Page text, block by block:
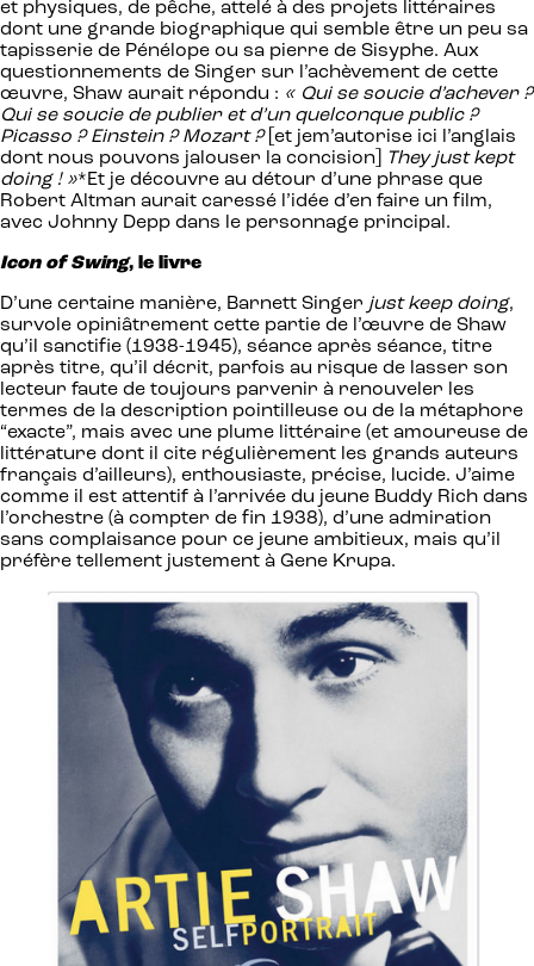
et physiques, de pêche, attelé à des projets littéraires
dont une grande biographique qui semble être un peu sa
tapisserie de Pénélope ou sa pierre de Sisyphe. Aux
questionnements de Singer sur l’achèvement de cette
œuvre, Shaw aurait répondu : « Qui se soucie d’achever ?
Qui se soucie de publier et d’un quelconque public ?
Picasso ? Einstein ? Mozart ? [et jem’autorise ici l’anglais
dont nous pouvons jalouser la concision]
They just kept
doing ! »*Et je découvre au détour d’une phrase que
Robert Altman aurait caressé l’idée d’en faire un film,
avec Johnny Depp dans le personnage principal.
Icon of Swing, le livre
D’une certaine manière, Barnett Singer just keep doing,
survole opiniâtrement cette partie de l’œuvre de Shaw
qu’il sanctifie (1938-1945), séance après séance, titre
après titre, qu’il décrit, parfois au risque de lasser son
lecteur faute de toujours parvenir à renouveler les
termes de la description pointilleuse ou de la métaphore
“exacte”, mais avec une plume littéraire (et amoureuse de
littérature dont il cite régulièrement les grands auteurs
français d’ailleurs), enthousiaste, précise, lucide. J’aime
comme il est attentif à l’arrivée du jeune Buddy Rich dans
l’orchestre (à compter de fin 1938), d’une admiration
sans complaisance pour ce jeune ambitieux, mais qu’il
préfère tellement justement à Gene Krupa.